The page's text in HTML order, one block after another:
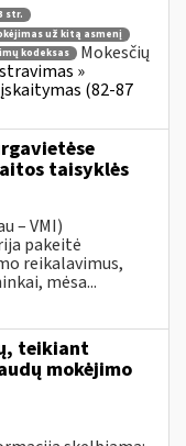
str.
už kitą asmenį
kodeksas
Mokesčių
»
(82-87
taisyklės
– VMI)
pakeitė
reikalavimus,
mėsa...
teikiant
mokėjimo